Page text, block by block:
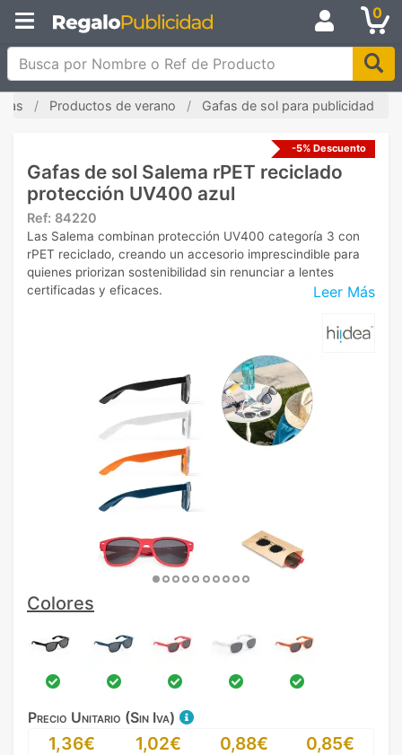
0
Busca por Nombre o Ref de Producto
Productos de verano Gafas de sol para publicidad
-5% Descuento
Gafas de sol Salema rPET reciclado
protección UV400 azul
Ref: 84220
Leer Más
Las Salema combinan protección UV400 categoría 3 con
rPET reciclado, creando un accesorio imprescindible para
quienes priorizan sostenibilidad sin renunciar a lentes
certificadas y eficaces.
Colores
Precio Unitario (Sin Iva)
1,36€ 1,02€ 0,88€ 0,85€